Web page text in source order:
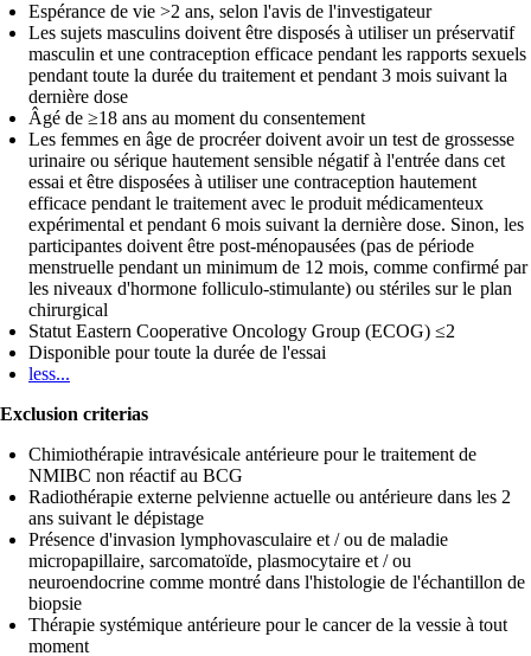
Espérance de vie >2 ans, selon l'avis de l'investigateur
Les sujets masculins doivent être disposés à utiliser un préservatif
masculin et une contraception efficace pendant les rapports sexuels
pendant toute la durée du traitement et pendant 3 mois suivant la
dernière dose
Âgé de ≥18 ans au moment du consentement
Les femmes en âge de procréer doivent avoir un test de grossesse
urinaire ou sérique hautement sensible négatif à l'entrée dans cet
essai et être disposées à utiliser une contraception hautement
efficace pendant le traitement avec le produit médicamenteux
expérimental et pendant 6 mois suivant la dernière dose. Sinon, les
participantes doivent être post-ménopausées (pas de période
menstruelle pendant un minimum de 12 mois, comme confirmé par
les niveaux d'hormone folliculo-stimulante) ou stériles sur le plan
chirurgical
Statut Eastern Cooperative Oncology Group (ECOG) ≤2
Disponible pour toute la durée de l'essai
less...
Exclusion criterias
Chimiothérapie intravésicale antérieure pour le traitement de
NMIBC non réactif au BCG
Radiothérapie externe pelvienne actuelle ou antérieure dans les 2
ans suivant le dépistage
Présence d'invasion lymphovasculaire et / ou de maladie
micropapillaire, sarcomatoïde, plasmocytaire et / ou
neuroendocrine comme montré dans l'histologie de l'échantillon de
biopsie
Thérapie systémique antérieure pour le cancer de la vessie à tout
moment